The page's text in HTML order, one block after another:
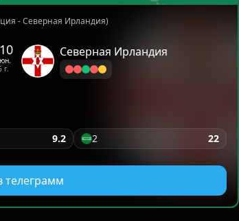
- Северная Ирландия)
г.
Северная Ирландия
9.2 2 22
телеграмм